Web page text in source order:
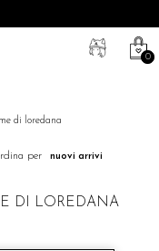
0
di loredana
per
DI LOREDANA